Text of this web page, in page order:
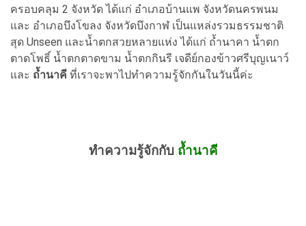
ครอบคลุม 2 จังหวัด ได้แก่ อำเภอบ้านแพ จังหวัดนครพนม
และ อำเภอบึงโขลง จังหวัดบึงกาฬ เป็นแหล่งรวมธรรมชาติ
สุด Unseen และน้ำตกสวยหลายแห่ง ได้แก่ ถ้ำนาคา น้ำตก
ตาดโพธิ์ น้ำตกตาดขาม น้ำตกกินรี เจดีย์กองข้าวศรีบุญเนาว์
และ ถ้ำนาคี ที่เราจะพาไปทำความรู้จักกันในวันนี้ค่ะ
ทำความรู้จักกับ ถ้ำนาคี